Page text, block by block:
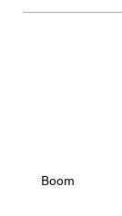
Boom